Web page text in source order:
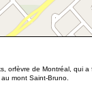
orfèvre de Montréal, qui
mont Saint-Bruno.